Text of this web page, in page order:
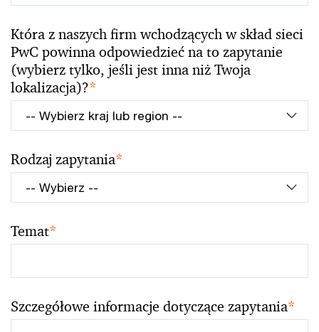
Która z naszych firm wchodzących w skład sieci
PwC powinna odpowiedzieć na to zapytanie
(wybierz tylko, jeśli jest inna niż Twoja
lokalizacja)?*
Rodzaj zapytania*
Temat*
Szczegółowe informacje dotyczące zapytania*